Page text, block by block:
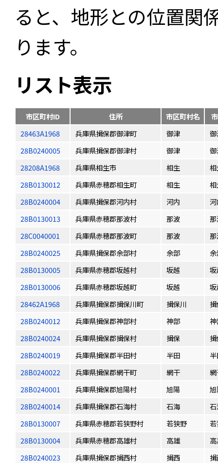
ると、地形との位置関
ります。
リスト表示
市区町村ID 住所 市区町村名
28463A1968
兵庫県揖保郡御津町 御津
28B0240005
兵庫県揖保郡御津村 御津
28208A1968
兵庫県相生市 相生
28B0130012
兵庫県赤穂郡相生町 相生
28B0240004
兵庫県揖保郡河内村 河内
28B0130013
兵庫県赤穂郡那波村 那波
28C0040001
兵庫県赤穂郡那波町 那波
28B0240025
兵庫県揖保郡余部村 余部
28B0130005
兵庫県赤穂郡坂越村 坂越
28B0130006
兵庫県赤穂郡坂越町 坂越
28462A1968
兵庫県揖保郡揖保川町 揖保川
28B0240012
兵庫県揖保郡神部村 神部
28B0240024
兵庫県揖保郡揖保村 揖保
28B0240019
兵庫県揖保郡半田村 半田
28B0240022
兵庫県揖保郡網干町 網干
28B0240001
兵庫県揖保郡旭陽村 旭陽
28B0240014
兵庫県揖保郡石海村 石海
28B0130007
兵庫県赤穂郡若狭野村 若狭野
28B0130004
兵庫県赤穂郡高雄村 高雄
28B0240023
兵庫県揖保郡揖西村 揖西